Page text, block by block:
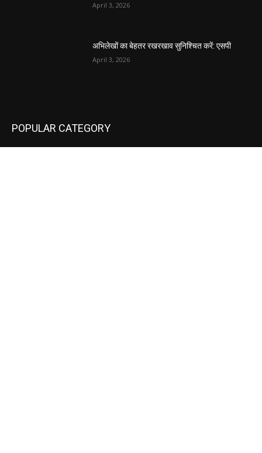
April 3, 2026
अभिलेखों का बेहतर रखरखाव सुनिश्चित करें: एसपी
April 3, 2026
POPULAR CATEGORY